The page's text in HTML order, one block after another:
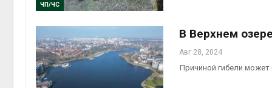
ЧП/ЧС
В Верхнем
Авг 28, 2024
Причиной гибели